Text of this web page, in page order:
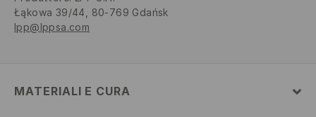
Łąkowa 39/44, 80-769 Gdańsk
lpp@lppsa.com
MATERIALI E CURA